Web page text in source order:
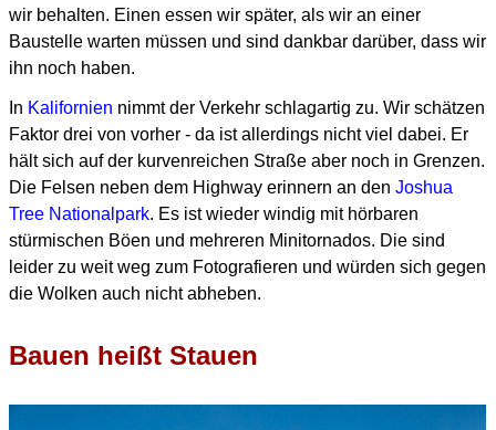
wir behalten. Einen essen wir später, als wir an einer
Baustelle warten müssen und sind dankbar darüber, dass wir
ihn noch haben.
In Kalifornien nimmt der Verkehr schlagartig zu. Wir schätzen
Faktor drei von vorher - da ist allerdings nicht viel dabei. Er
hält sich auf der kurvenreichen Straße aber noch in Grenzen.
Die Felsen neben dem Highway erinnern an den Joshua
Tree Nationalpark. Es ist wieder windig mit hörbaren
stürmischen Böen und mehreren Minitornados. Die sind
leider zu weit weg zum Fotografieren und würden sich gegen
die Wolken auch nicht abheben.
Bauen heißt Stauen